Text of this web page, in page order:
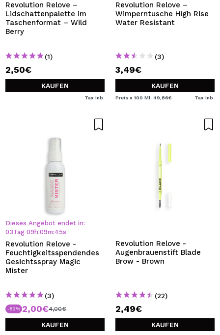
Revolution Relove –
Lidschattenpalette im
Taschenformat – Wild
Berry
(1)
2,50€
KAUFEN
Tax Inb.
Revolution Relove –
Wimperntusche High Rise
Water Resistant
(3)
3,49€
KAUFEN
Preis x 100 Ml: 49,86€ Tax Inb.
Dieses Angebot endet in:
03Tag 09 h:09m:43s
Revolution Relove -
Feuchtigkeitsspendendes
Gesichtsspray Magic
Mister
(3)
-50% 2,00€4,00€
KAUFEN
Revolution Relove -
Augenbrauenstift Blade
Brow - Brown
(22)
2,49€
KAUFEN